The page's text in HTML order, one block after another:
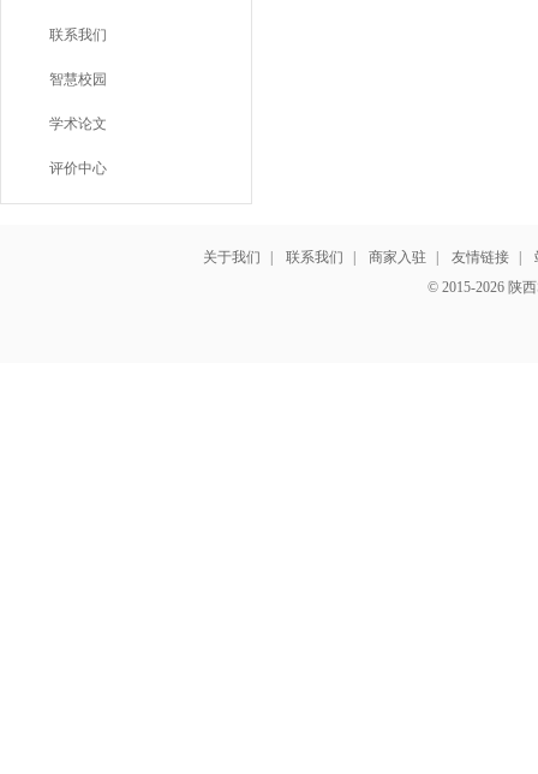
联系我们
智慧校园
学术论文
评价中心
关于我们 联系我们 商家入驻 友情链接
© 2015-2026 陕